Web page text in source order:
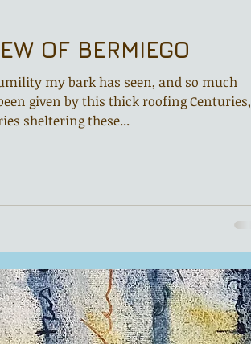
AsturiasOF BERMIEGO
my bark has seen, and so much
given by this thick roofing Centuries,
sheltering these...